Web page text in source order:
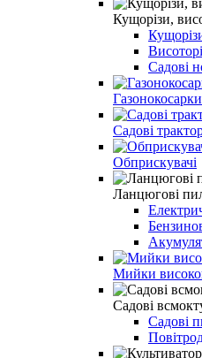
Кущорізи,
Садові
Садові
Обприскувачі
Ланцюгові
Мийки
Садові
Садові